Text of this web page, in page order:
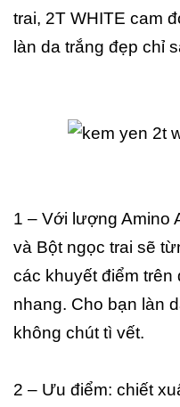
trai, 2T WHITE cam
làn da trắng đẹp chỉ
1 – Với lượng Amino
và Bột ngọc trai sẽ
các khuyết điểm trên
nhang. Cho bạn làn
không chút tì vết.
2 – Ưu điểm: chiết